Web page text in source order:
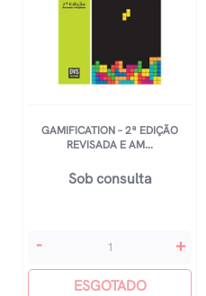
GAMIFICATION – 2ª EDIÇÃO
REVISADA E AM...
Sob consulta
Gamification
- +
ESGOTADO